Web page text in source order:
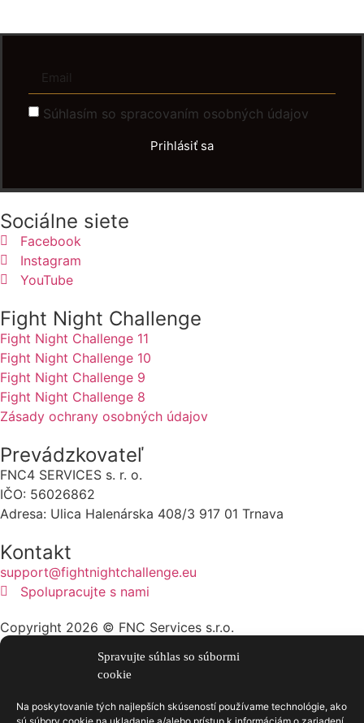
Spravujte súhlas so súbormi
cookie
Na poskytovanie tých najlepších skúseností používame technológie, ako
Súhlasím so spracovaním osobných údajov
Prihlásiť sa
Sociálne siete
Facebook
Instagram
YouTube
Fight Night Challenge
Fight Night Challenge 11
Fight Night Challenge 10
Fight Night Challenge 9
Fight Night Challenge 8
Zásady ochrany osobných údajov
Prevádzkovateľ
FNC4 SERVICES s. r. o.
IČO: 56026862
Adresa: Ulica Halenárska 408/3 917 01 Trnava
Kontakt
support@fightnightchallenge.eu
Spolupracujte s nami
Copyright 2026 © FNC Services s.r.o.